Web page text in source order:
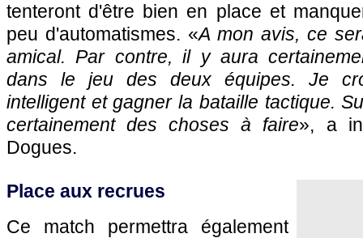
tenteront d'être bien en place et
peu d'automatismes. «A mon avis, ce
amical. Par contre, il y aura
dans le jeu des deux équipes. Je
intelligent et gagner la bataille tactique.
certainement des choses à faire», a
Dogues.
Place aux recrues
Ce match permettra également